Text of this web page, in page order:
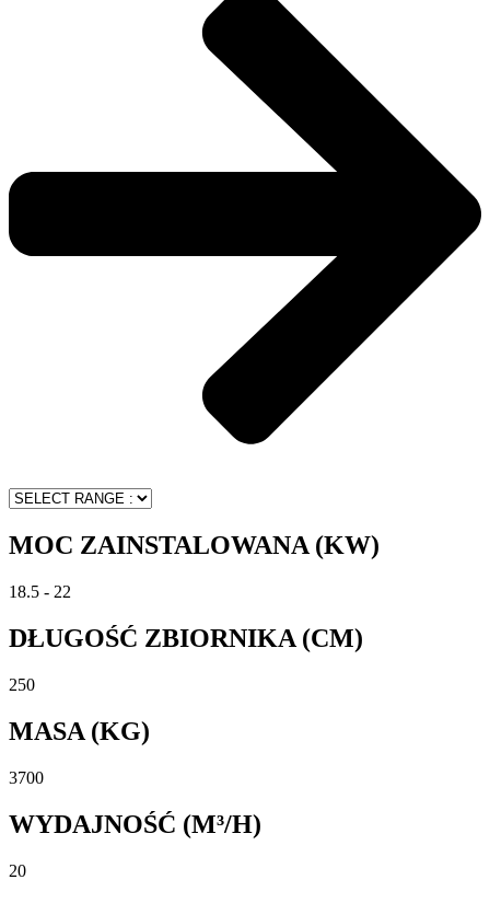
MOC ZAINSTALOWANA (KW)
18.5 - 22
DŁUGOŚĆ ZBIORNIKA (CM)
250
MASA (KG)
3700
WYDAJNOŚĆ (M³/H)
20